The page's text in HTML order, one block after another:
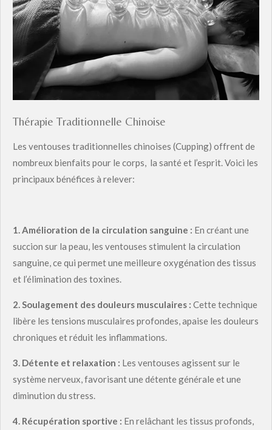
Thérapie Traditionnelle Chinoise
Les ventouses traditionnelles chinoises (Cupping) offrent de
nombreux bienfaits pour le corps, la santé et l’esprit. Voici les
principaux bénéfices à relever:
1.Amélioration de la circulation sanguine : En créant une
succion sur la peau, les ventouses stimulent la circulation
sanguine, ce qui permet une meilleure oxygénation des tissus
et l’élimination des toxines.
2.Soulagement des douleurs musculaires : Cette technique
libère les tensions musculaires profondes, apaise les douleurs
chroniques et réduit les inflammations.
3. Détente et relaxation : Les ventouses agissent sur le
système nerveux, favorisant une détente générale et une
diminution du stress.
4. Récupération sportive : En relâchant les tissus profonds,